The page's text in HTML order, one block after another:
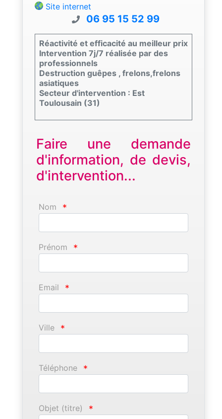
Site internet
06 95 15 52 99
Réactivité et efficacité au meilleur prix
Intervention 7j/7 réalisée par des
professionnels
Destruction guêpes , frelons,frelons
asiatiques
Secteur d'intervention : Est
Toulousain (31)
Faire une demande
d'information, de devis,
d'intervention...
Nom *
Prénom *
Email *
Ville *
Téléphone *
Objet (titre) *